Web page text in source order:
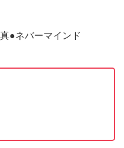
●ネバーマインド